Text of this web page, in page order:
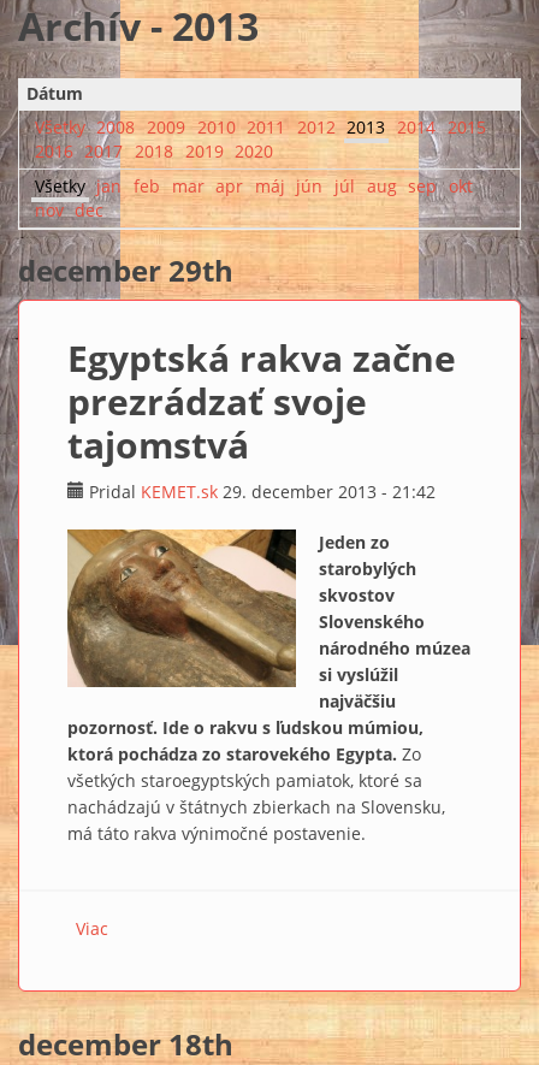
Archív - 2013
Dátum
Všetky 2008 2009 2010 2011 2012 2013 2014 2015
2016 2017 2018 2019 2020
Všetky jan feb mar apr máj jún júl aug sep okt
nov dec
december 29th
Egyptská rakva začne
prezrádzať svoje
tajomstvá
Pridal KEMET.sk 29. december 2013 - 21:42
Jeden zo
starobylých
skvostov
Slovenského
národného múzea
si vyslúžil
najväčšiu
pozornosť. Ide o rakvu s ľudskou múmiou,
ktorá pochádza zo starovekého Egypta. Zo
všetkých staroegyptských pamiatok, ktoré sa
nachádzajú v štátnych zbierkach na Slovensku,
má táto rakva výnimočné postavenie.
Viac
december 18th